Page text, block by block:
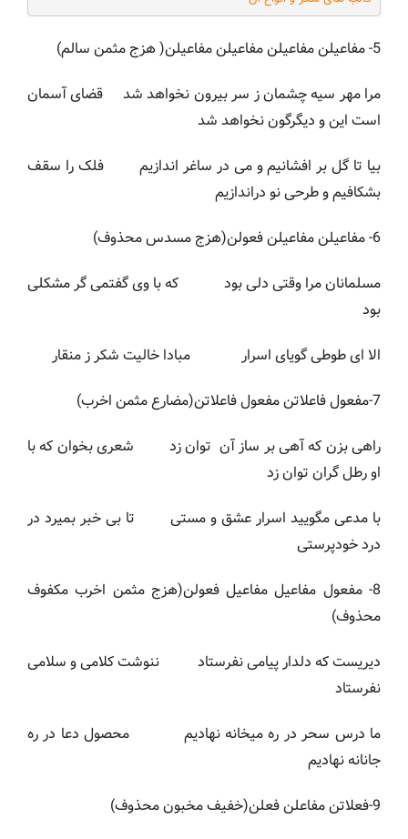
5- مفاعیلن مفاعیلن مفاعیلن مفاعیلن( هزج مثمن سالم)
مرا مهر سیه چشمان ز سر بیرون نخواهد شد قضای آسمان
است این و دیگرگون نخواهد شد
بیا تا گل بر افشانیم و می در ساغر اندازیم فلک را سقف
بشکافیم و طرحی نو دراندازیم
6- مفاعیلن مفاعیلن فعولن(هزج مسدس محذوف)
مسلمانان مرا وقتی دلی بود که با وی گفتمی گر مشکلی
بود
الا ای طوطی گویای اسرار مبادا خالیت شکر ز منقار
7-مفعول فاعلاتن مفعول فاعلاتن(مضارع مثمن اخرب)
راهی بزن که آهی بر ساز آن توان زد شعری بخوان که با
او رطل گران توان زد
با مدعی مگویید اسرار عشق و مستی تا بی خبر بمیرد در
درد خودپرستی
8- مفعول مفاعیل مفاعیل فعولن(هزج مثمن اخرب مکفوف
محذوف)
دیریست که دلدار پیامی نفرستاد ننوشت کلامی و سلامی
نفرستاد
ما درس سحر در ره میخانه نهادیم محصول دعا در ره
جانانه نهادیم
9-فعلاتن مفاعلن فعلن(خفیف مخبون محذوف)